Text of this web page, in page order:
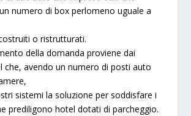
numero di box perlomeno uguale a
o ristrutturati.
della domanda proviene dai
che, avendo un numero di posti auto
sistemi la soluzione per soddisfare i
prediligono hotel dotati di parcheggio.